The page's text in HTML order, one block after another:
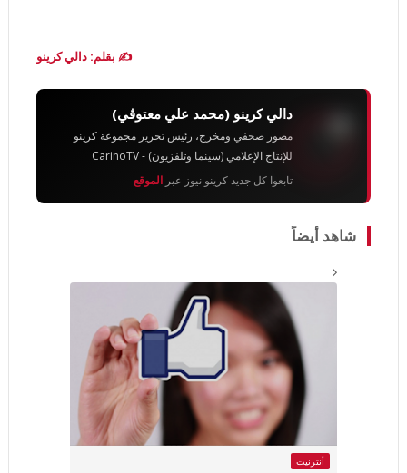
✍️ بقلم: دالي كرينو
دالي كرينو (محمد علي معتوڨي)
مصور صحفي ومخرج، رئيس تحرير مجموعة كرينو
للإنتاج الإعلامي (سينما وتلفزيون) - CarinoTV
تابعوا كل جديد كرينو نيوز عبر الموقع
شاهد أيضاً
أنترنيت